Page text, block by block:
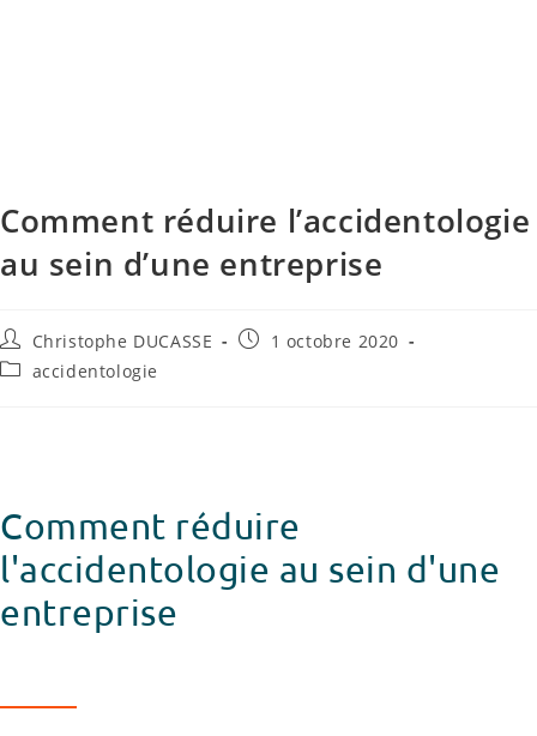
Comment réduire l’accidentologie
au sein d’une entreprise
Christophe DUCASSE
1 octobre 2020
accidentologie
Comment réduire
l'accidentologie au sein d'une
entreprise